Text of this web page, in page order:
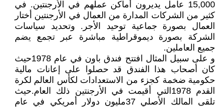
15,000 عامل يديرون أماكن عملهم في الأرجنتين. في
كثير من الشركات المدارة من العمال في الأرجنتين أختار
العمال بصورة جماعية توحيد الأجر. وتحديد سياسات
الشركة بصورة ديموقراطية مباشرة عبر تجمع يضم
جميع العاملين.
و على سبيل المثال افتتح فندق باون في عام 1978حيث
كان أصحاب هذا الفندق قد حصلوا على إعانات مالية
حكومية ضخمة كجزء من الاستعدادات لكأس العالم لكرة
القدم 1978التي أقيمت في الأرجنتين ذلك العام.حيث
تلقى المالك الأصلي 37مليون دولار أمريكي في عام